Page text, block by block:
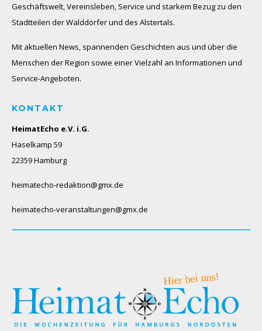
Geschäftswelt, Vereinsleben, Service und starkem Bezug zu den
Stadtteilen der Walddörfer und des Alstertals.
Mit aktuellen News, spannenden Geschichten aus und über die
Menschen der Region sowie einer Vielzahl an Informationen und
Service-Angeboten.
KONTAKT
HeimatEcho e.V. i.G.
Haselkamp 59
22359 Hamburg
heimatecho-redaktion@gmx.de
heimatecho-veranstaltungen@gmx.de